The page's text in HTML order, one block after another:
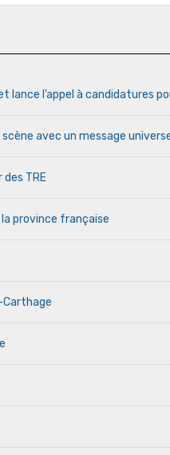
lance l’appel à candidatures
avec un message
TRE
la province française
Carthage